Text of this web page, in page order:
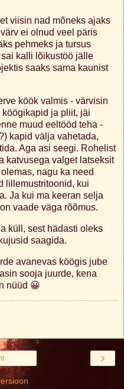
viisin nad mõneks ajaks
ei olnud veel päris
pehmeks ja tursus
kalli lõikustöö jälle
saaks sama kaunist
köök valmis - värvisin
köögikapid ja pliit, jäi
muud eeltööd teha -
kapid välja vahetada,
Aga asi seegi. Rohelist
katvusega valget latseksit
nagu ka need
lillemustritoonid, kui
Ja kui ma keeran selja
vaade väga rõõmus.
küll, sest hädasti oleks
saagida.
avanevas köögis jube
sooja juurde, kena
nüüd 😀
›